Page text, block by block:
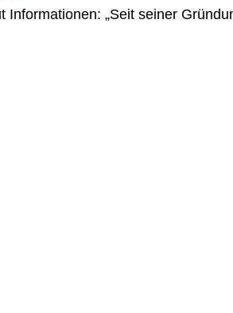
Informationen: „Seit seiner